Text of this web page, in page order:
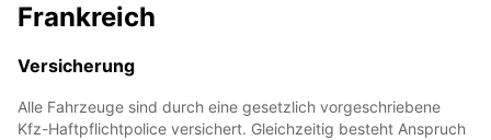
Frankreich
Versicherung
Alle Fahrzeuge sind durch eine gesetzlich vorgeschriebene
Kfz-Haftpflichtpolice versichert. Gleichzeitig besteht Anspruch